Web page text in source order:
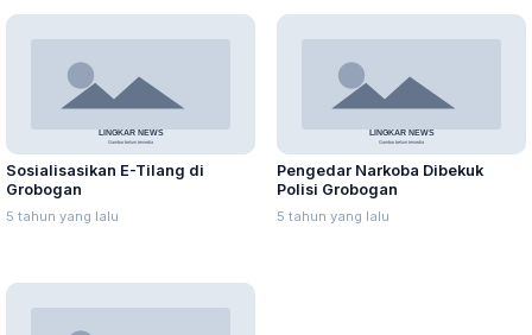
Sosialisasikan E-Tilang di
Grobogan
5 tahun yang lalu
Pengedar Narkoba Dibekuk
Polisi Grobogan
5 tahun yang lalu